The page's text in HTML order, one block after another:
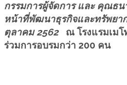
กรรมการผู้จัดการ และ คุณธน
หน้าที่พัฒนาธุรกิจและทรัพยา
ตุลาคม 2562 ณ โรงแรมเม
ร่วมการอบรมกว่า 200 คน